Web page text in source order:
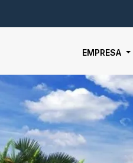
EMPRESA